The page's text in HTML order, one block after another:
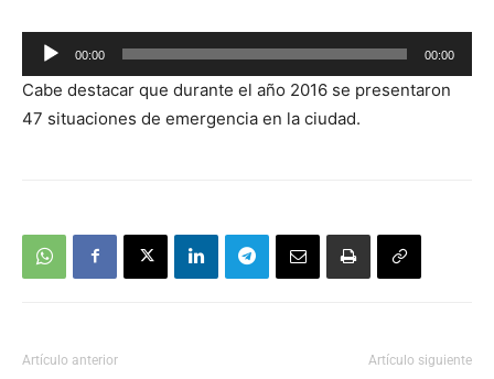
Reproductor
de
audio
00:00 00:00
Cabe destacar que durante el año 2016 se presentaron
47 situaciones de emergencia en la ciudad.
Artículo anterior Artículo siguiente